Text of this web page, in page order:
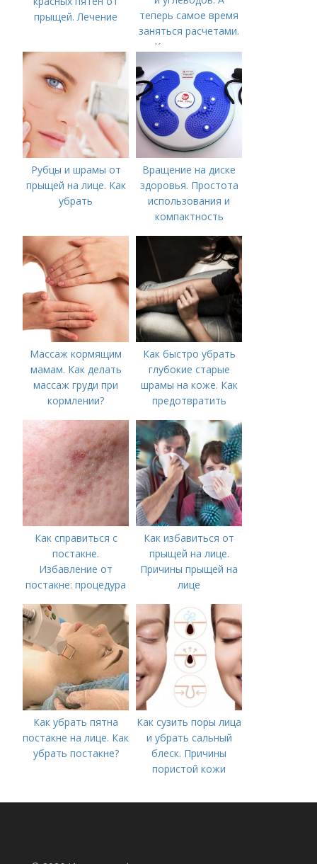
прыщей. Лечение
теперь самое время
заняться расчетами.
Как говорится
познавательное в
цифрах.
Рубцы и шрамы от
прыщей на лице. Как
убрать
Вращение на диске
здоровья. Простота
использования и
компактность
Массаж кормящим
мамам. Как делать
массаж груди при
кормлении?
Как быстро убрать
глубокие старые
шрамы на коже. Как
предотвратить
Как справиться с
постакне.
Избавление от
постакне: процедура
Как избавиться от
прыщей на лице.
Причины прыщей на
лице
Как убрать пятна
постакне на лице. Как
убрать постакне?
Как сузить поры лица
и убрать сальный
блеск. Причины
пористой кожи